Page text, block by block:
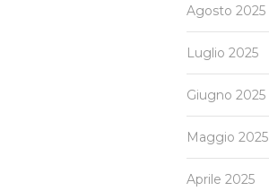
Agosto 2025
Luglio 2025
Giugno 2025
Maggio 2025
Aprile 2025